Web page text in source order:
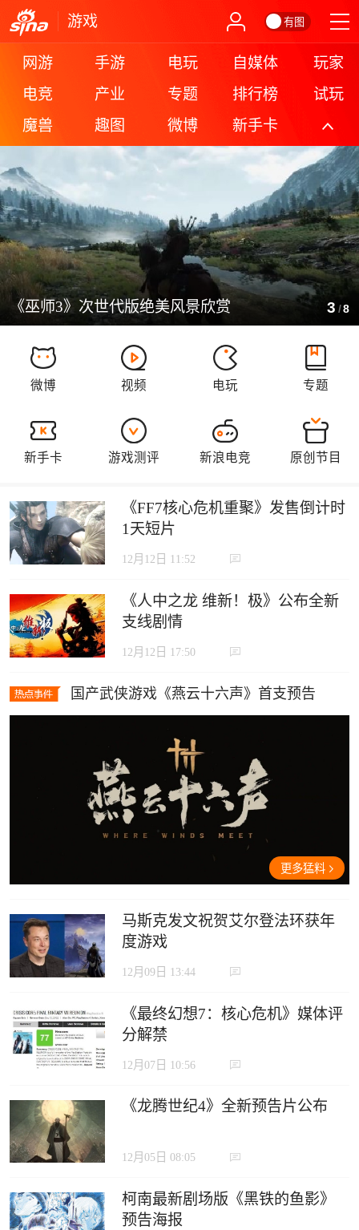
游戏 有图
网游 手游 电玩 自媒体
玩家
电竞
产业 专题 排行榜
试玩
魔兽
趣图 微博 新手卡 更多
《巫师3》次世代版绝美风景欣赏 3 /8
《FF7核心危机重聚》发售倒计时
1天短片
12月12日 11:52
《人中之龙 维新！极》公布全新
支线剧情
12月12日 17:50
国产武侠游戏《燕云十六声》首支预告
更多猛料
马斯克发文祝贺艾尔登法环获年
度游戏
12月09日 13:44
《最终幻想7：核心危机》媒体评
分解禁
12月07日 10:56
《龙腾世纪4》全新预告片公布
12月05日 08:05
柯南最新剧场版《黑铁的鱼影》
预告海报